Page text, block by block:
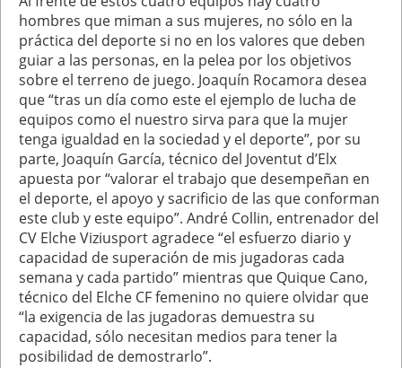
hombres que miman a sus mujeres, no sólo en la
práctica del deporte si no en los valores que deben
guiar a las personas, en la pelea por los objetivos
sobre el terreno de juego. Joaquín Rocamora desea
que “tras un día como este el ejemplo de lucha de
equipos como el nuestro sirva para que la mujer
tenga igualdad en la sociedad y el deporte”, por su
parte, Joaquín García, técnico del Joventut d’Elx
apuesta por “valorar el trabajo que desempeñan en
el deporte, el apoyo y sacrificio de las que conforman
este club y este equipo”. André Collin, entrenador del
CV Elche Viziusport agradece “el esfuerzo diario y
capacidad de superación de mis jugadoras cada
semana y cada partido” mientras que Quique Cano,
técnico del Elche CF femenino no quiere olvidar que
“la exigencia de las jugadoras demuestra su
capacidad, sólo necesitan medios para tener la
posibilidad de demostrarlo”.